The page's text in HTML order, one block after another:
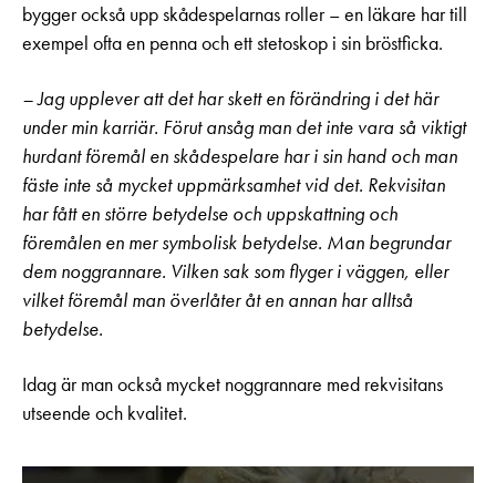
bygger också upp skådespelarnas roller – en läkare har till
exempel ofta en penna och ett stetoskop i sin bröstficka.
– Jag upplever att det har skett en förändring i det här
under min karriär. Förut ansåg man det inte vara så viktigt
hurdant föremål en skådespelare har i sin hand och man
fäste inte så mycket uppmärksamhet vid det. Rekvisitan
har fått en större betydelse och uppskattning och
föremålen en mer symbolisk betydelse. Man begrundar
dem noggrannare. Vilken sak som flyger i väggen, eller
vilket föremål man överlåter åt en annan har alltså
betydelse.
Idag är man också mycket noggrannare med rekvisitans
utseende och kvalitet.